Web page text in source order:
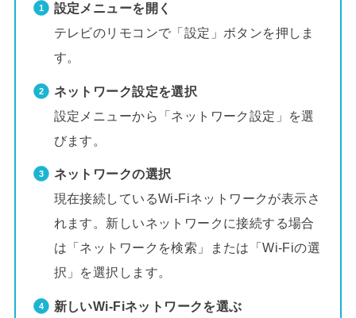
設定メニューを開く
テレビのリモコンで「設定」ボタンを押しま
す。
ネットワーク設定を選択
設定メニューから「ネットワーク設定」を選
びます。
ネットワークの選択
現在接続しているWi-Fiネットワークが表示さ
れます。新しいネットワークに接続する場合
は「ネットワークを検索」または「Wi-Fiの選
択」を選択します。
新しいWi-Fiネットワークを選ぶ